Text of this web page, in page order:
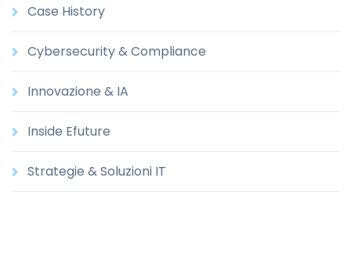
Case History
Cybersecurity & Compliance
Innovazione & IA
Inside Efuture
Strategie & Soluzioni IT